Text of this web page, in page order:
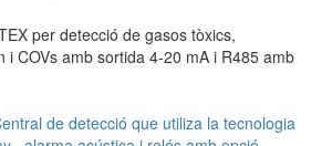
per detecció de gasos tòxics,
i COVs amb sortida 4-20 mA i R485 amb